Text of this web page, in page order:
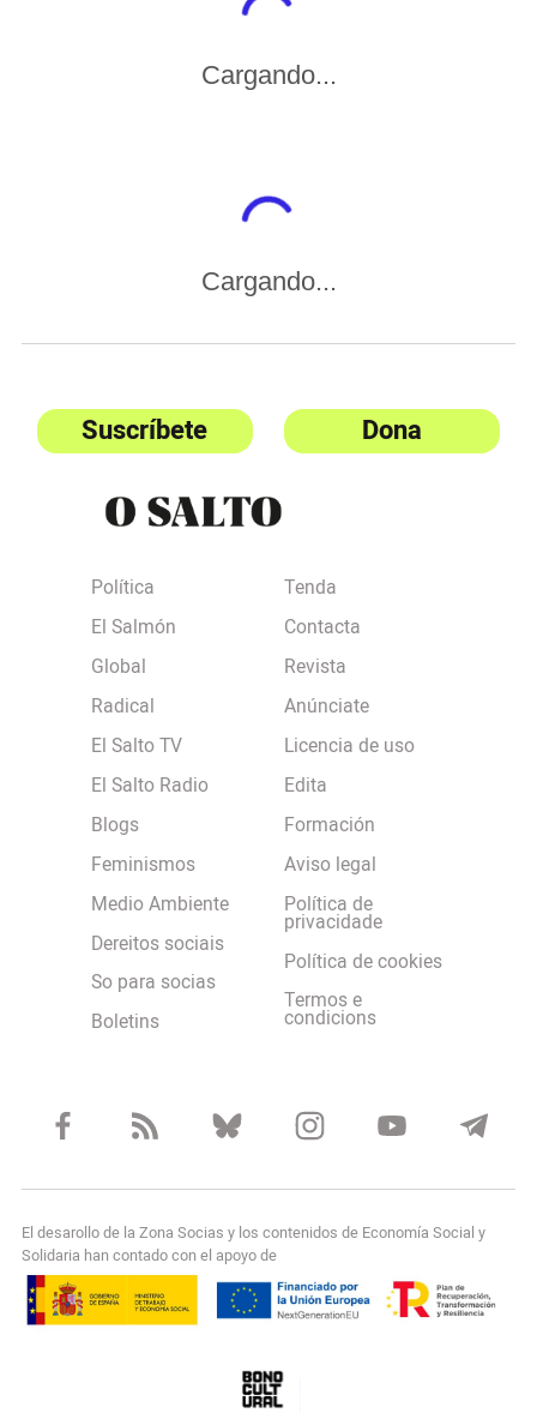
Cargando...
Cargando...
Suscríbete Dona
Política
El Salmón
Global
Radical
El Salto TV
El Salto Radio
Blogs
Feminismos
Medio Ambiente
Dereitos sociais
So para socias
Boletins
Tenda
Contacta
Revista
Anúnciate
Licencia de uso
Edita
Formación
Aviso legal
Política de
privacidade
Política de cookies
Termos e
condicions
El desarollo de la Zona Socias y los contenidos de Economía Social y
Solidaria han contado con el apoyo de